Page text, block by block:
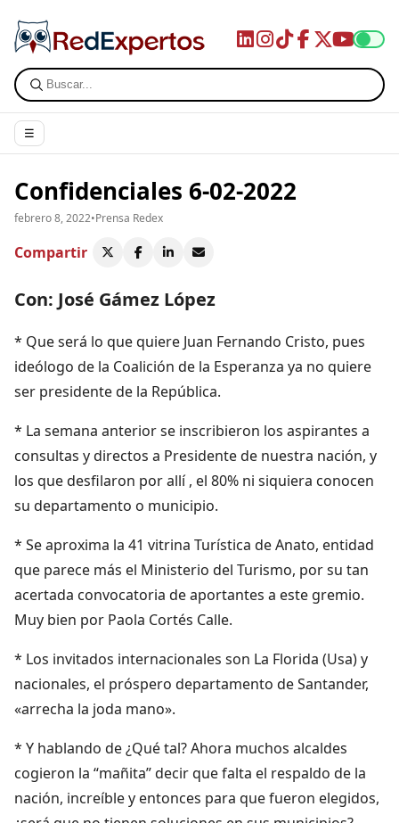
☰
Confidenciales 6-02-2022
febrero 8, 2022•Prensa Redex
Compartir
Con: José Gámez López
* Que será lo que quiere Juan Fernando Cristo, pues
ideólogo de la Coalición de la Esperanza ya no quiere
ser presidente de la República.
* La semana anterior se inscribieron los aspirantes a
consultas y directos a Presidente de nuestra nación, y
los que desfilaron por allí , el 80% ni siquiera conocen
su departamento o municipio.
* Se aproxima la 41 vitrina Turística de Anato, entidad
que parece más el Ministerio del Turismo, por su tan
acertada convocatoria de aportantes a este gremio.
Muy bien por Paola Cortés Calle.
* Los invitados internacionales son La Florida (Usa) y
nacionales, el próspero departamento de Santander,
«arrecha la joda mano».
* Y hablando de ¿Qué tal? Ahora muchos alcaldes
cogieron la “mañita” decir que falta el respaldo de la
nación, increíble y entonces para que fueron elegidos,